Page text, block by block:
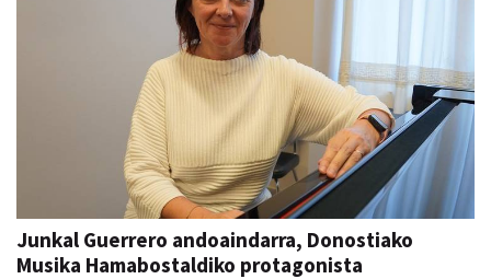
Junkal Guerrero andoaindarra, Donostiako
Musika Hamabostaldiko protagonista